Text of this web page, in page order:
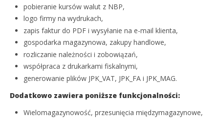
pobieranie kursów walut z NBP,
logo firmy na wydrukach,
zapis faktur do PDF i wysyłanie na e-mail klienta,
gospodarka magazynowa, zakupy handlowe,
rozliczanie należności i zobowiązań,
współpraca z drukarkami fiskalnymi,
generowanie plików JPK_VAT, JPK_FA i JPK_MAG.
Dodatkowo zawiera poniższe funkcjonalności:
Wielomagazynowość, przesunięcia międzymagazynowe,